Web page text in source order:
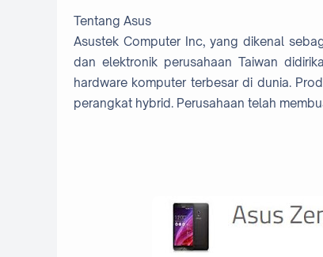
Tentang Asus
Asustek Computer Inc, yang dikenal
dan elektronik perusahaan Taiwan
hardware komputer terbesar di dunia.
perangkat hybrid. Perusahaan telah